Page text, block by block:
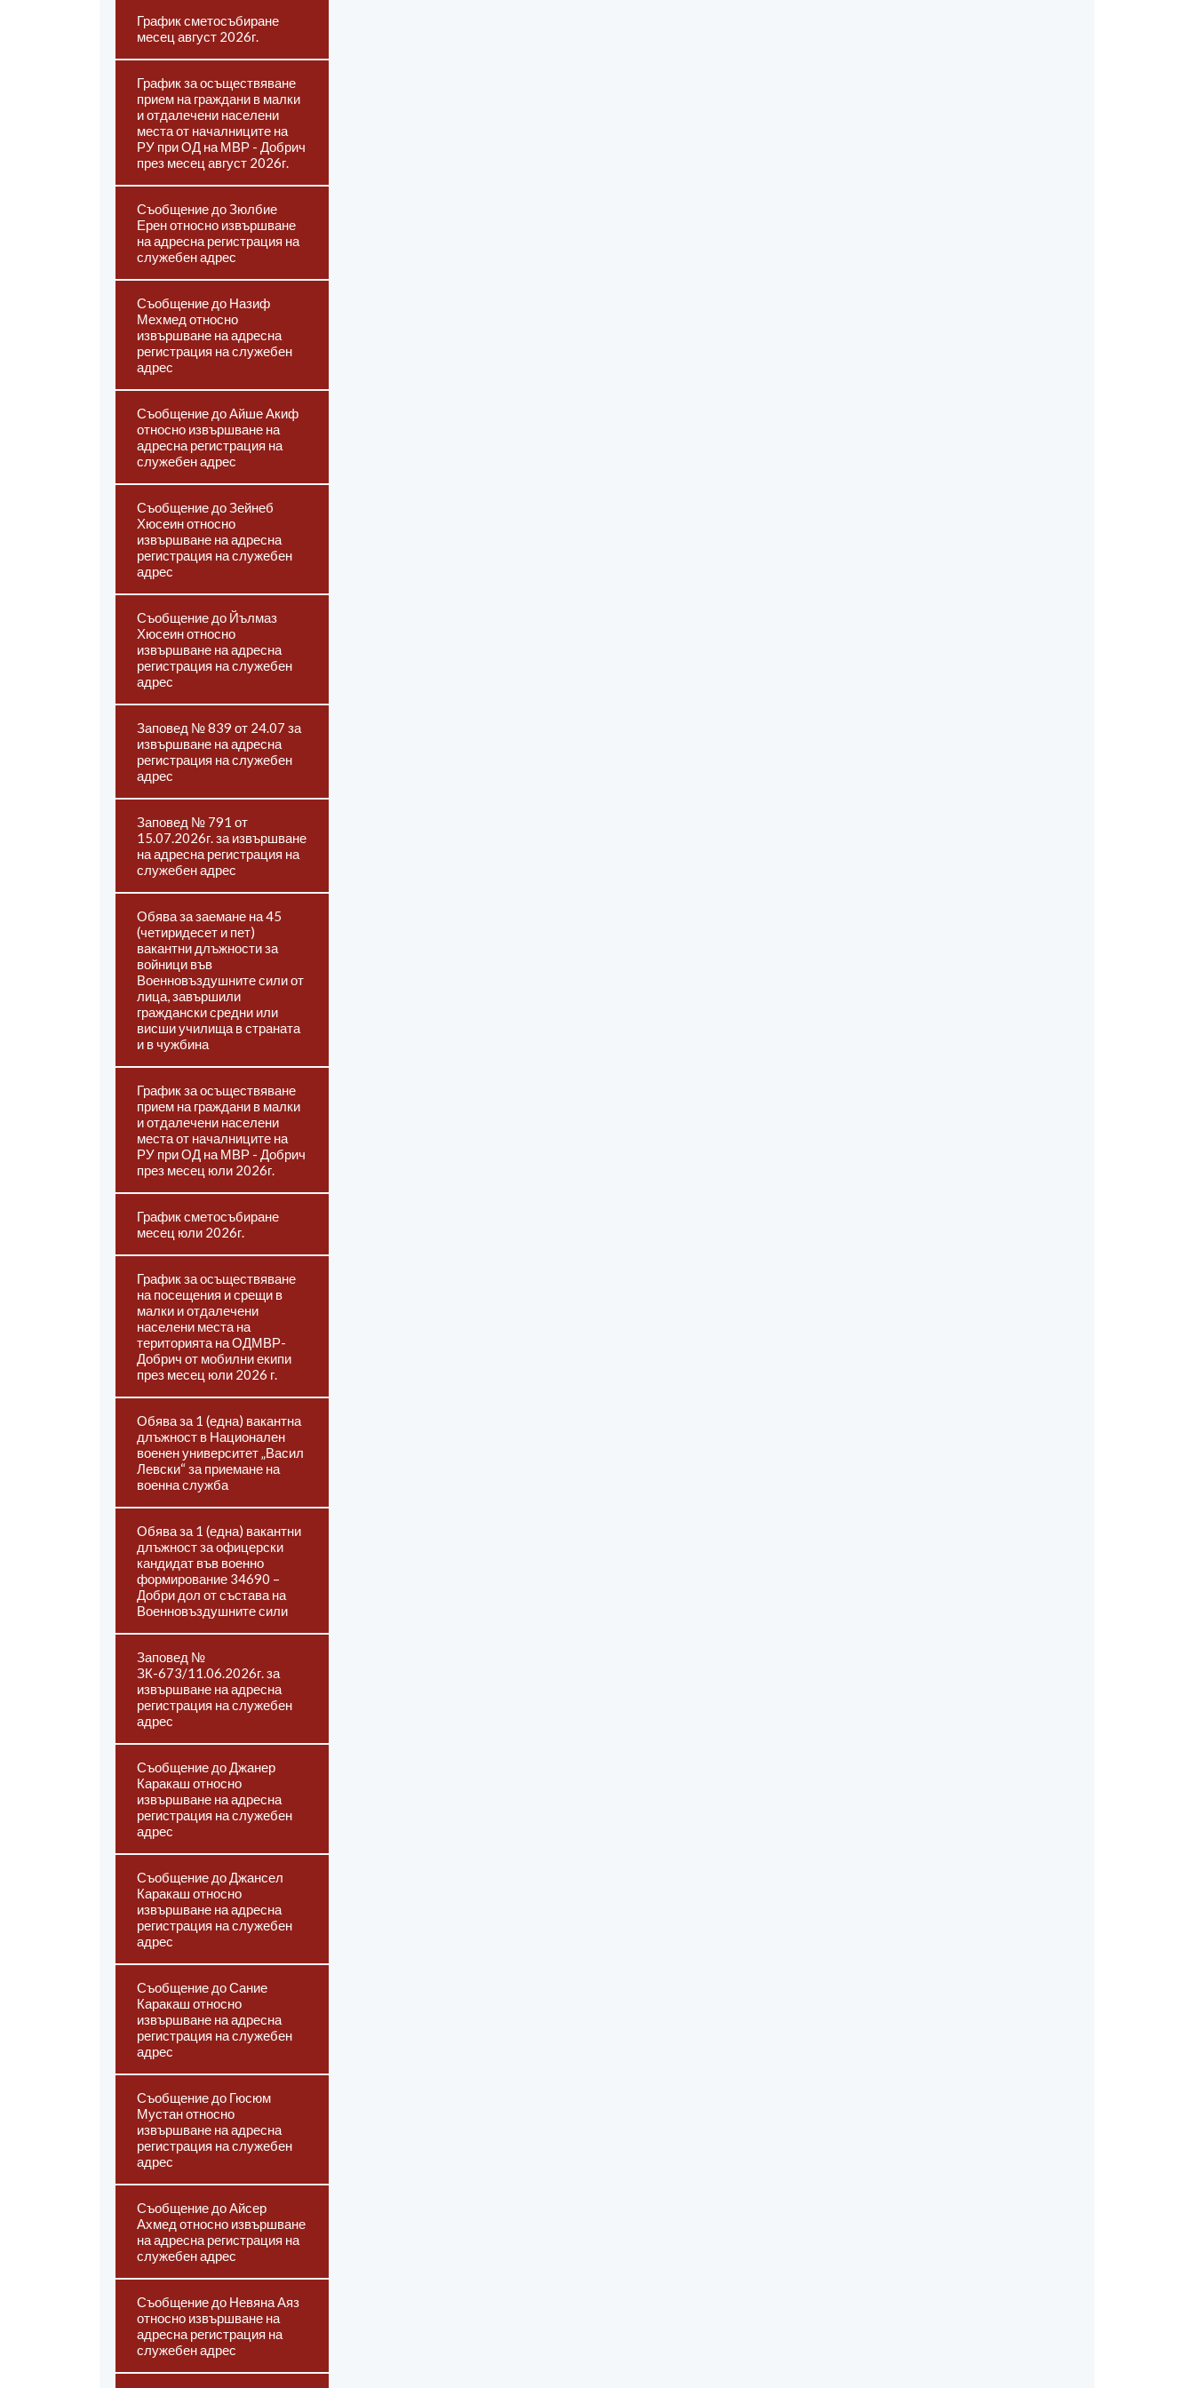
График сметосъбиране
месец август 2026г.
График за осъществяване
прием на граждани в малки
и отдалечени населени
места от началниците на
РУ при ОД на МВР - Добрич
през месец август 2026г.
Съобщение до Зюлбие
Ерен относно извършване
на адресна регистрация на
служебен адрес
Съобщение до Назиф
Мехмед относно
извършване на адресна
регистрация на служебен
адрес
Съобщение до Айше Акиф
относно извършване на
адресна регистрация на
служебен адрес
Съобщение до Зейнеб
Хюсеин относно
извършване на адресна
регистрация на служебен
адрес
Съобщение до Йълмаз
Хюсеин относно
извършване на адресна
регистрация на служебен
адрес
Заповед № 839 от 24.07 за
извършване на адресна
регистрация на служебен
адрес
Заповед № 791 от
15.07.2026г. за извършване
на адресна регистрация на
служебен адрес
Обява за заемане на 45
(четиридесет и пет)
вакантни длъжности за
войници във
Военновъздушните сили от
лица, завършили
граждански средни или
висши училища в страната
и в чужбина
График за осъществяване
прием на граждани в малки
и отдалечени населени
места от началниците на
РУ при ОД на МВР - Добрич
през месец юли 2026г.
График сметосъбиране
месец юли 2026г.
График за осъществяване
на посещения и срещи в
малки и отдалечени
населени места на
територията на ОДМВР-
Добрич от мобилни екипи
през месец юли 2026 г.
Обява за 1 (една) вакантна
длъжност в Национален
военен университет „Васил
Левски“ за приемане на
военна служба
Обява за 1 (една) вакантни
длъжност за офицерски
кандидат във военно
формирование 34690 –
Добри дол от състава на
Военновъздушните сили
Заповед №
ЗК-673/11.06.2026г. за
извършване на адресна
регистрация на служебен
адрес
Съобщение до Джанер
Каракаш относно
извършване на адресна
регистрация на служебен
адрес
Съобщение до Джансел
Каракаш относно
извършване на адресна
регистрация на служебен
адрес
Съобщение до Сание
Каракаш относно
извършване на адресна
регистрация на служебен
адрес
Съобщение до Гюсюм
Мустан относно
извършване на адресна
регистрация на служебен
адрес
Съобщение до Айсер
Ахмед относно извършване
на адресна регистрация на
служебен адрес
Съобщение до Невяна Аяз
относно извършване на
адресна регистрация на
служебен адрес